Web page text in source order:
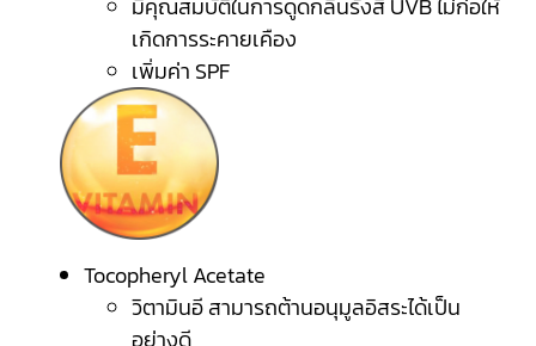
มีคุณสมบัติในการดูดกลืนรังสี UVB ไม่ก่อให้
เกิดการระคายเคือง
เพิ่มค่า SPF
Tocopheryl Acetate
วิตามินอี สามารถต้านอนุมูลอิสระได้เป็น